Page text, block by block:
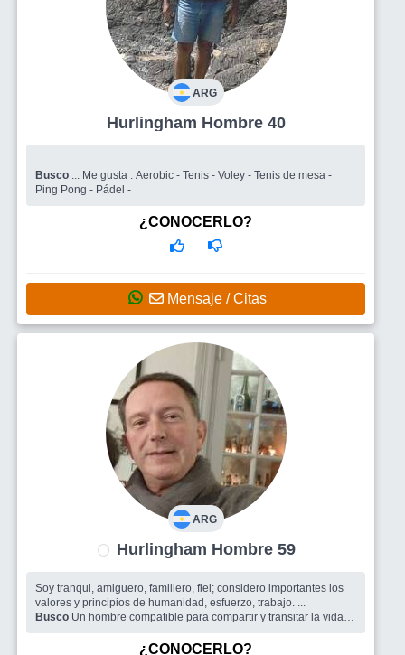
ARG
Hurlingham Hombre 40
Busco
... Me gusta : Aerobic - Tenis - Voley - Tenis de mesa -
Ping Pong - Pádel -
¿CONOCERLO?
Mensaje / Citas
ARG
Hurlingham Hombre 59
Soy tranqui, amiguero, familiero, fiel; considero importantes los
valores y principios de humanidad, esfuerzo, trabajo. ...
Busco Un hombre compatible para compartir y transitar la vida
¿CONOCERLO?